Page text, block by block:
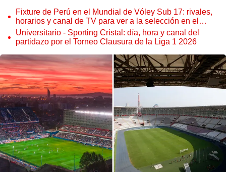
Fixture de Perú en el Mundial de Vóley Sub 17: rivales,
horarios y canal de TV para ver a la selección en el
torneo
Universitario - Sporting Cristal: día, hora y canal del
partidazo por el Torneo Clausura de la Liga 1 2026